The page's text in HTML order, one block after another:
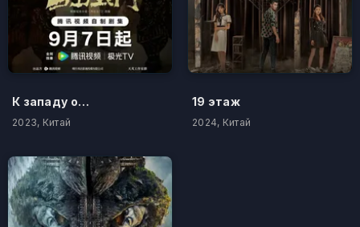
К западу от Юймэня
2023, Китай
19 этаж
2024, Китай